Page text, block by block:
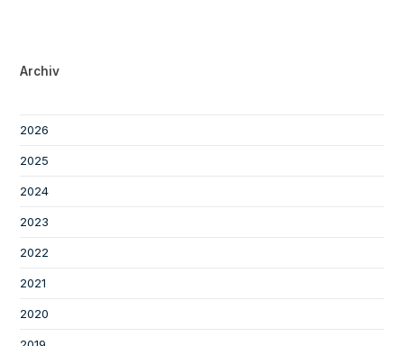
Archiv
2026
2025
2024
2023
2022
2021
2020